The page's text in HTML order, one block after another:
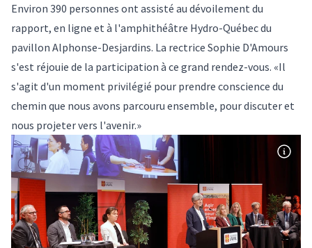
Environ 390 personnes ont assisté au dévoilement du
rapport, en ligne et à l'amphithéâtre Hydro-Québec du
pavillon Alphonse-Desjardins. La rectrice Sophie D'Amours
s'est réjouie de la participation à ce grand rendez-vous. «Il
s'agit d'un moment privilégié pour prendre conscience du
chemin que nous avons parcouru ensemble, pour discuter et
nous projeter vers l'avenir.»